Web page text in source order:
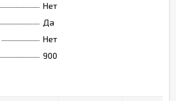
Нет
Да
Нет
900